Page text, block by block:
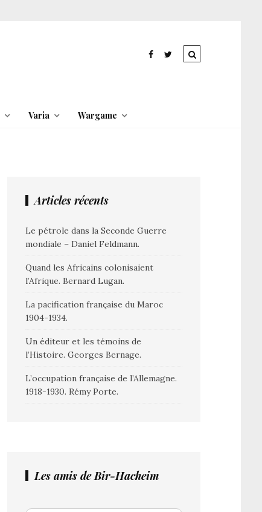
Varia Wargame
Articles récents
Le pétrole dans la Seconde Guerre
mondiale – Daniel Feldmann.
Quand les Africains colonisaient
l’Afrique. Bernard Lugan.
La pacification française du Maroc
1904-1934.
Un éditeur et les témoins de
l’Histoire. Georges Bernage.
L’occupation française de l’Allemagne.
1918-1930. Rémy Porte.
Les amis de Bir-Hacheim